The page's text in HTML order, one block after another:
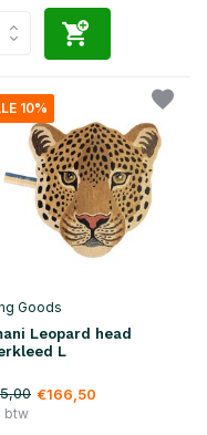
10%
Goods
Leopard head
L
€166,50
btw